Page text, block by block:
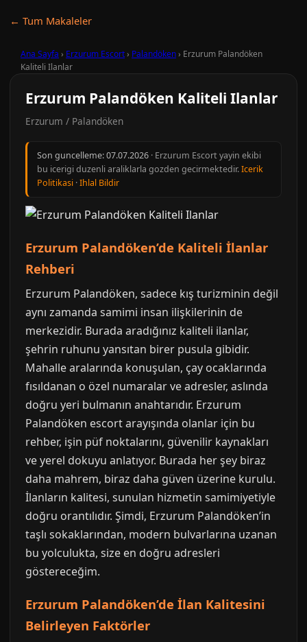
← Tum Makaleler
Ana Sayfa › Erzurum Escort› Palandöken› Erzurum Palandöken
Kaliteli Ilanlar
Erzurum Palandöken Kaliteli Ilanlar
Erzurum / Palandöken
Son guncelleme:07.07.2026 · Erzurum Escort yayin ekibi
bu icerigi duzenli araliklarla gozden gecirmektedir.Icerik
Politikasi ·Ihlal Bildir
Erzurum Palandöken’de Kaliteli İlanlar
Rehberi
Erzurum Palandöken, sadece kış turizminin değil
aynı zamanda samimi insan ilişkilerinin de
merkezidir. Burada aradığınız kaliteli ilanlar,
şehrin ruhunu yansıtan birer pusula gibidir.
Mahalle aralarında konuşulan, çay ocaklarında
fısıldanan o özel numaralar ve adresler, aslında
doğru yeri bulmanın anahtarıdır. Erzurum
Palandöken escort arayışında olanlar için bu
rehber, işin püf noktalarını, güvenilir kaynakları
ve yerel dokuyu anlatıyor. Burada her şey biraz
daha mahrem, biraz daha güven üzerine kurulu.
İlanların kalitesi, sunulan hizmetin samimiyetiyle
doğru orantılıdır. Şimdi, Erzurum Palandöken’in
taşlı sokaklarından, modern bulvarlarına uzanan
bu yolculukta, size en doğru adresleri
göstereceğim.
Erzurum Palandöken’de İlan Kalitesini
Belirleyen Faktörler